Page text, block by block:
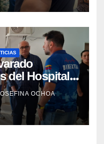
del Hospital
Vegas
OCHOA